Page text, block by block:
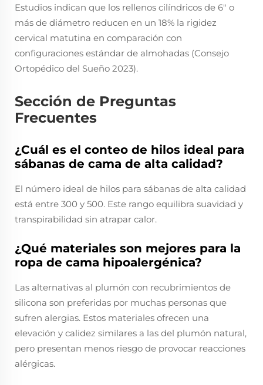
Estudios indican que los rellenos cilíndricos de 6" o
más de diámetro reducen en un 18% la rigidez
cervical matutina en comparación con
configuraciones estándar de almohadas (Consejo
Ortopédico del Sueño 2023).
Sección de Preguntas
Frecuentes
¿Cuál es el conteo de hilos ideal para
sábanas de cama de alta calidad?
El número ideal de hilos para sábanas de alta calidad
está entre 300 y 500. Este rango equilibra suavidad y
transpirabilidad sin atrapar calor.
¿Qué materiales son mejores para la
ropa de cama hipoalergénica?
Las alternativas al plumón con recubrimientos de
silicona son preferidas por muchas personas que
sufren alergias. Estos materiales ofrecen una
elevación y calidez similares a las del plumón natural,
pero presentan menos riesgo de provocar reacciones
alérgicas.